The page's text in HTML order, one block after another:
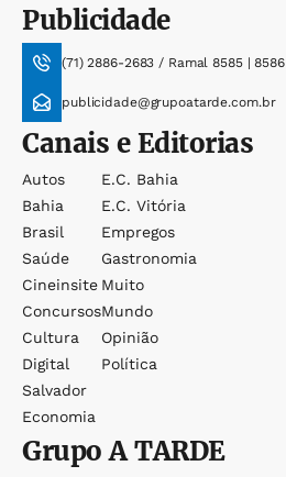
Publicidade
(71) 2886-2683 / Ramal 8585 | 8586
publicidade@grupoatarde.com.br
Canais e Editorias
Autos
Bahia
Brasil
Saúde
Cineinsite
Concursos
Cultura
Digital
Salvador
Economia
E.c. Bahia
E.c. Vitória
Empregos
Gastronomia
Muito
Mundo
Opinião
Política
GrupoA TARDE